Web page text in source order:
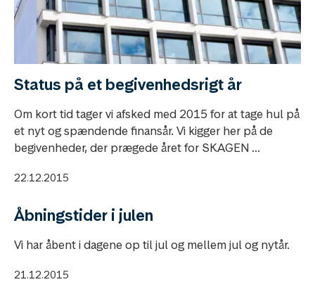
Status på et begivenhedsrigt år
Om kort tid tager vi afsked med 2015 for at tage hul på
et nyt og spændende finansår. Vi kigger her på de
begivenheder, der prægede året for SKAGEN ...
22.12.2015
Åbningstider i julen
Vi har åbent i dagene op til jul og mellem jul og nytår.
21.12.2015